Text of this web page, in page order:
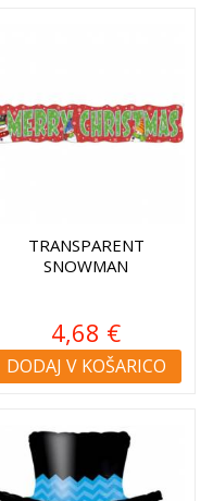
TRANSPARENT
SNOWMAN
4,68 €
DODAJ V KOŠARICO